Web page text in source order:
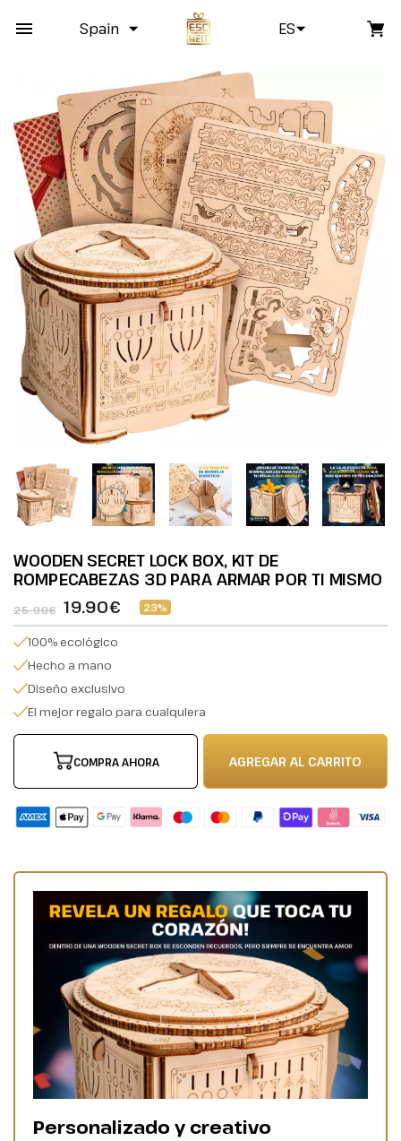
Spain ES
WOODEN SECRET LOCK BOX, KIT DE
ROMPECABEZAS 3D PARA ARMAR POR TI MISMO
25.90€ 19.90€ 23%
100% ecológico
Hecho a mano
Diseño exclusivo
El mejor regalo para cualquiera
COMPRA AHORA AGREGAR AL CARRITO
Personalizado y creativo